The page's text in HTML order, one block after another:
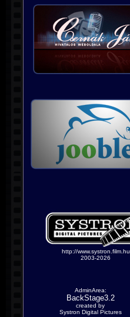
http://www.systron.film.hu
2003-2026
AdminArea:
BackStage3.2
created by
Systron Digital Pictures